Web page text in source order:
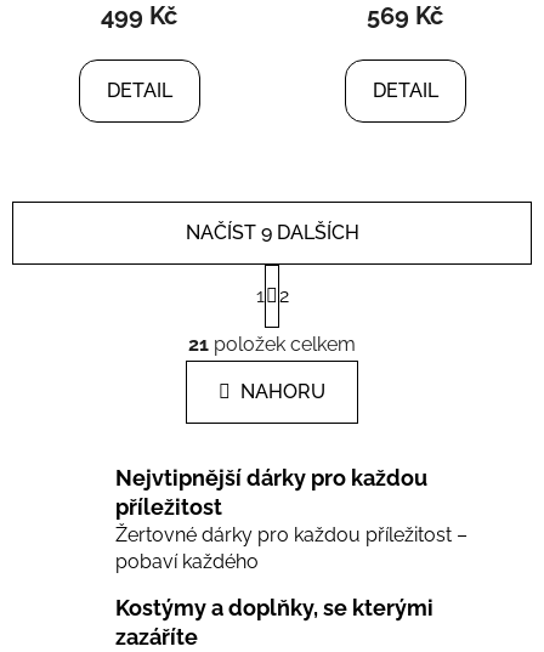
499 Kč
DETAIL
569 Kč
DETAIL
O
v
l
á
d
c
p
v
k
NAČÍST 9 DALŠÍCH
t
r
á
n
k
n
1 2
21 položek celkem
NAHORU
Nejvtipnější dárky pro každou
příležitost
Žertovné dárky pro každou příležitost –
pobaví každého
Kostýmy a doplňky, se kterými
zazáříte